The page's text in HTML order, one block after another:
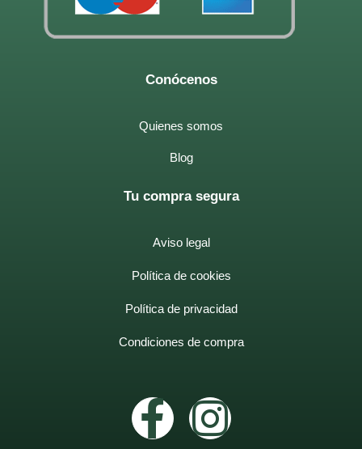
Conócenos
Quienes somos
Blog
Tu compra segura
Aviso legal
Política de cookies
Política de privacidad
Condiciones de compra